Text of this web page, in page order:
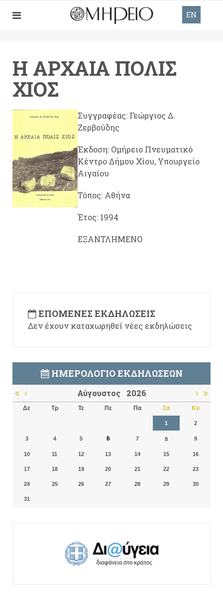
EN
Η ΑΡΧΑΊΑ ΠΌΛΙΣ
ΧΊΟΣ
Συγγραφέας: Γεώργιος Δ.
Ζερβούδης
Έκδοση: Ομήρειο Πνευματικό
Κέντρο Δήμου Χίου, Υπουργείο
Αιγαίου
Τόπος: Αθήνα
Έτος: 1994
ΕΞΑΝΤΛΗΜΕΝΟ
ΕΠΌΜΕΝΕΣ ΕΚΔΗΛΏΣΕΙΣ
Δεν έχουν καταχωρηθεί νέες εκδηλώσεις
ΗΜΕΡΟΛΌΓΙΟ ΕΚΔΗΛΏΣΕΩΝ
Αύγουστος 2026
Δε Τρ Τε Πε Πα Σα Κυ
1 2
3 4 5 6 7 8 9
10 11 12 13 14 15 16
17 18 19 20 21 22 23
24 25 26 27 28 29 30
31